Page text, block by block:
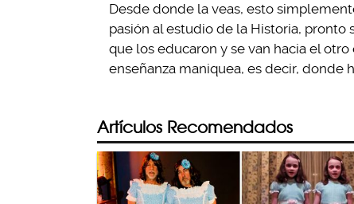
Desde donde la veas, esto
pasión al estudio de la Historia,
que los educaron y se van hacia el
enseñanza maniquea, es decir, donde
Artículos Recomendados